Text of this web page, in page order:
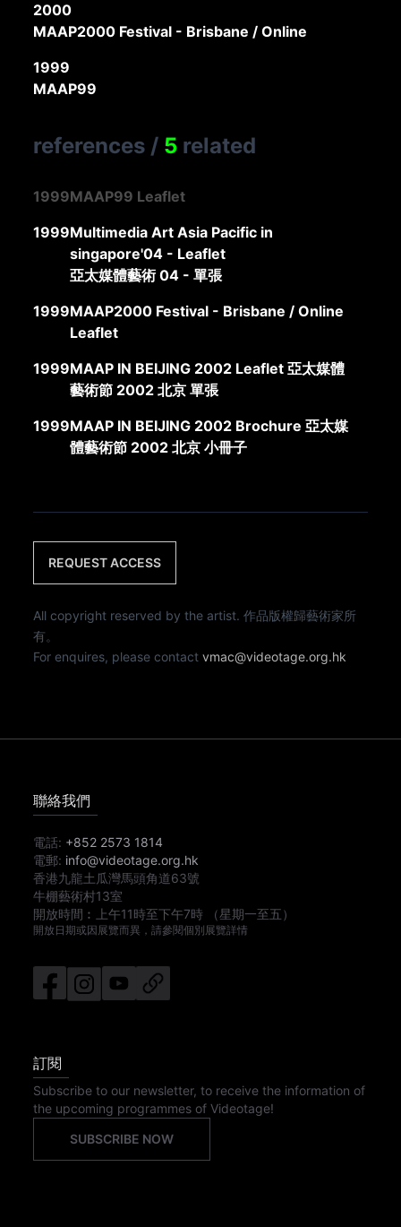
2000
MAAP2000 Festival - Brisbane / Online
1999
MAAP99
references / 5 related
1999MAAP99 Leaflet
1999Multimedia Art Asia Pacific in
singapore'04 - Leaflet
亞太媒體藝術 04 - 單張
1999MAAP2000 Festival - Brisbane / Online
Leaflet
1999MAAP IN BEIJING 2002 Leaflet 亞太媒體
藝術節 2002 北京 單張
1999MAAP IN BEIJING 2002 Brochure 亞太媒
體藝術節 2002 北京 小冊子
REQUEST ACCESS
All copyright reserved by the artist. 作品版權歸藝術家所
有。
For enquires, please contactvmac@videotage.org.hk
聯絡我們
電話: +852 2573 1814
電郵: info@videotage.org.hk
香港九龍土瓜灣馬頭角道63號
牛棚藝術村13室
開放時間︰
上午11時至下午7時 （星期一至五）
開放日期或因展覽而異，請參閱個別展覽詳情
訂閱
Subscribe to our newsletter, to receive the information of
the upcoming programmes of Videotage!
SUBSCRIBE NOW